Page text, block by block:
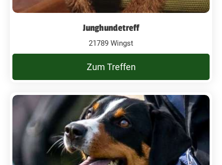
Junghundetreff
21789 Wingst
Zum Treffen